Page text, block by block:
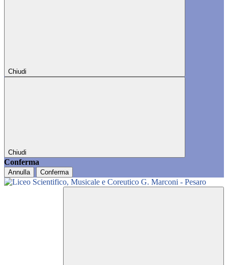
Chiudi
Chiudi
Conferma
Annulla Conferma